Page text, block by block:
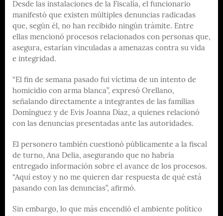
Desde las instalaciones de la Fiscalía, el funcionario
manifestó que existen múltiples denuncias radicadas
que, según él, no han recibido ningún trámite. Entre
ellas mencionó procesos relacionados con personas que,
asegura, estarían vinculadas a amenazas contra su vida
e integridad.
“El fin de semana pasado fui víctima de un intento de
homicidio con arma blanca”, expresó Orellano,
señalando directamente a integrantes de las familias
Domínguez y de Evis Joanna Díaz, a quienes relacionó
con las denuncias presentadas ante las autoridades.
El personero también cuestionó públicamente a la fiscal
de turno, Ana Delia, asegurando que no habría
entregado información sobre el avance de los procesos.
“Aquí estoy y no me quieren dar respuesta de qué está
pasando con las denuncias”, afirmó.
Sin embargo, lo que más encendió el ambiente político